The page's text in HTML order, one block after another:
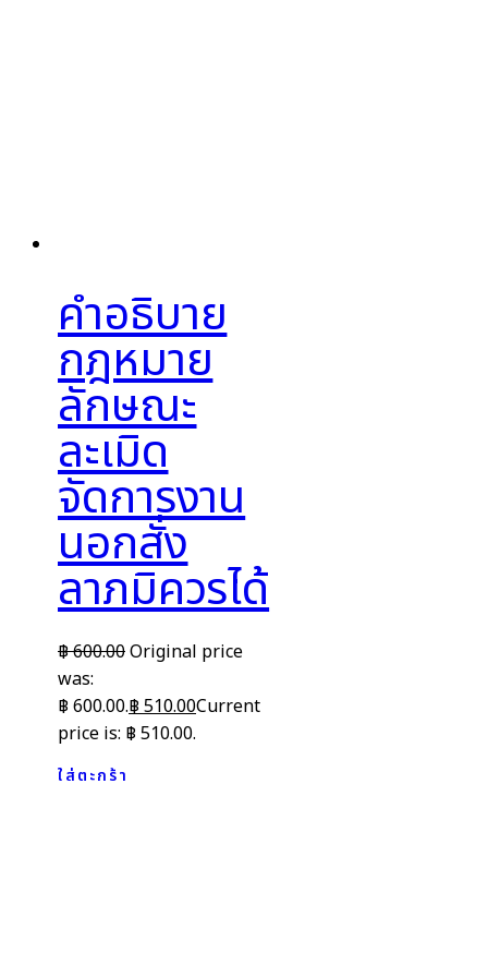
คำอธิบาย
กฎหมาย
ลักษณะ
ละเมิด
จัดการงาน
นอกสั่ง
ลาภมิควรได้
฿600.00Original price
was:
฿ 600.00.฿510.00Current
price is: ฿ 510.00.
ใส่ตะกร้า